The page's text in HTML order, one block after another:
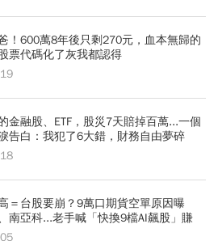
！600萬8年後只剩270元，血本無歸的
票代碼化了灰我都認得
金融股、ETF，股災7天賠掉百萬...一個
告白：我犯了6大錯，財務自由夢碎
＝台股要崩？9萬口期貨空單原因曝
南亞科...老手喊「快換9檔AI飆股」賺